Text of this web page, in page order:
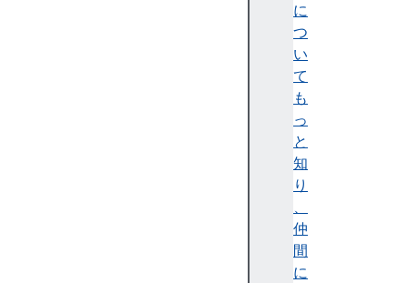
に
つ
い
て
も
っ
と
知
り
、
仲
間
に